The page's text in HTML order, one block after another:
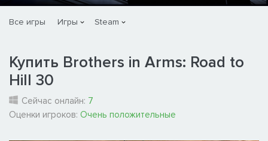
Все игры Игры Steam
Купить Brothers in Arms: Road to
Hill 30
Сейчас онлайн: 7
Оценки игроков: Очень положительные